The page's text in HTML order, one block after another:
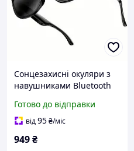
Сонцезахисні окуляри з
навушниками Bluetooth
BT audio sunglasses DI87
Max |BT5.2, 8h| black
Готово до відправки
від95₴/міс
949₴